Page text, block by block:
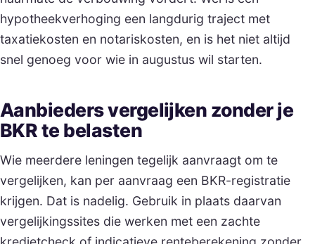
hypotheekverhoging een langdurig traject met
taxatiekosten en notariskosten, en is het niet altijd
snel genoeg voor wie in augustus wil starten.
Aanbieders vergelijken zonder je
BKR te belasten
Wie meerdere leningen tegelijk aanvraagt om te
vergelijken, kan per aanvraag een BKR-registratie
krijgen. Dat is nadelig. Gebruik in plaats daarvan
vergelijkingssites die werken met een zachte